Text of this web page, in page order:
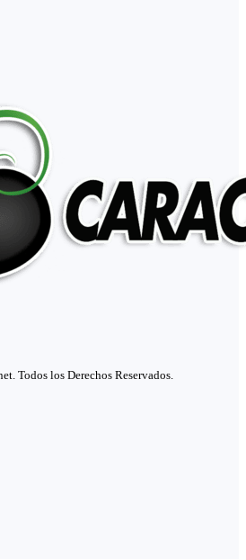
Todos los Derechos Reservados.